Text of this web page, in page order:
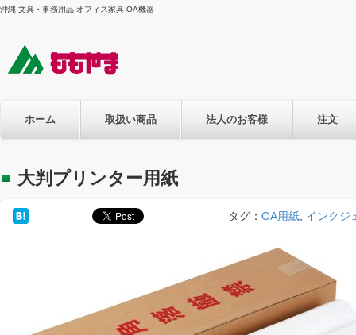
沖縄 文具・事務用品 オフィス家具 OA機器
ホーム 取扱い商品 法人のお客様 注文
大判プリンター用紙
タグ： OA用紙 インクジ